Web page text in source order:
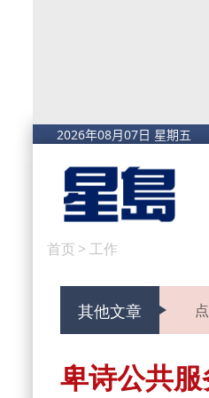
首页 > 工作
其他文章
卑诗公共